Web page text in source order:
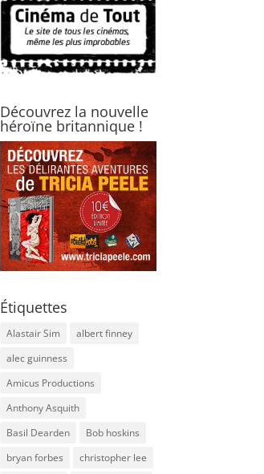
Découvrez la nouvelle
héroïne britannique !
Étiquettes
Alastair Sim
albert finney
alec guinness
Amicus Productions
Anthony Asquith
Basil Dearden
Bob hoskins
bryan forbes
christopher lee